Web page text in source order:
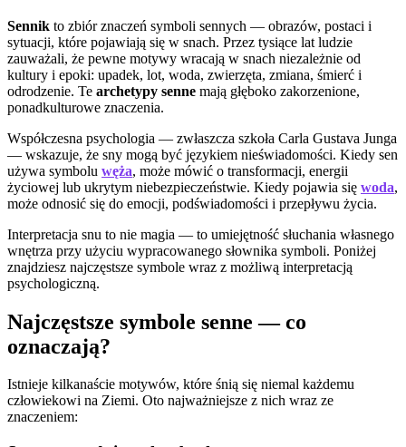
Sennik to zbiór znaczeń symboli sennych — obrazów, postaci i
sytuacji, które pojawiają się w snach. Przez tysiące lat ludzie
zauważali, że pewne motywy wracają w snach niezależnie od
kultury i epoki: upadek, lot, woda, zwierzęta, zmiana, śmierć i
odrodzenie. Te archetypy senne mają głęboko zakorzenione,
ponadkulturowe znaczenia.
Współczesna psychologia — zwłaszcza szkoła Carla Gustava Junga
— wskazuje, że sny mogą być językiem nieświadomości. Kiedy sen
używa symbolu węża, może mówić o transformacji, energii
życiowej lub ukrytym niebezpieczeństwie. Kiedy pojawia się woda,
może odnosić się do emocji, podświadomości i przepływu życia.
Interpretacja snu to nie magia — to umiejętność słuchania własnego
wnętrza przy użyciu wypracowanego słownika symboli. Poniżej
znajdziesz najczęstsze symbole wraz z możliwą interpretacją
psychologiczną.
Najczęstsze symbole senne — co
oznaczają?
Istnieje kilkanaście motywów, które śnią się niemal każdemu
człowiekowi na Ziemi. Oto najważniejsze z nich wraz ze
znaczeniem: